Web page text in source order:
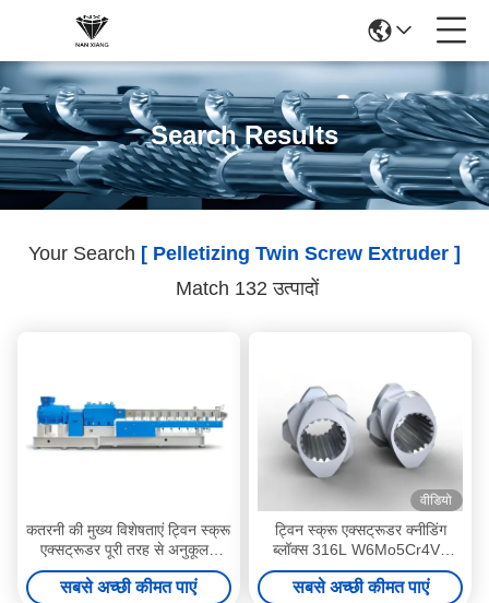
Search Results
Your Search [ Pelletizing Twin Screw Extruder ]
Match 132 उत्पादों
कतरनी की मुख्य विशेषताएं ट्विन स्क्रू
एक्सट्रूडर पूरी तरह से अनुकूलन
योग्य स्क्रू व्यास सीमा चरम पहनने के
वातावरण के लिए
सबसे अच्छी कीमत पाएं
वीडियो
ट्विन स्क्रू एक्सट्रूडर क्नीडिंग
ब्लॉक्स 316L W6Mo5Cr4V2
स्प्लिनेड कनेक्शन बैकवर्ड पंपिंग
सबसे अच्छी कीमत पाएं